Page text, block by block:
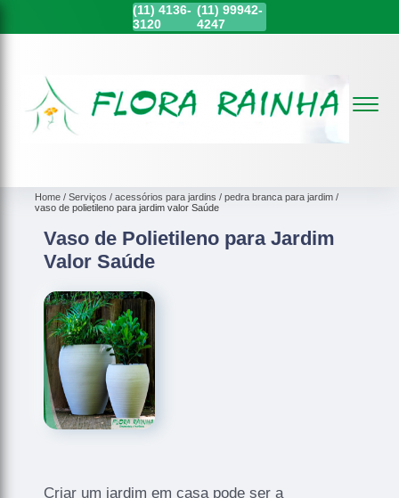
(11) 4136-
3120
(11)99942-
4247
Home Serviços acessórios para jardins
pedra branca para jardim
vaso de polietileno para jardim valor Saúde
Vaso de Polietileno para Jardim
Valor Saúde
Criar um jardim em casa pode ser a